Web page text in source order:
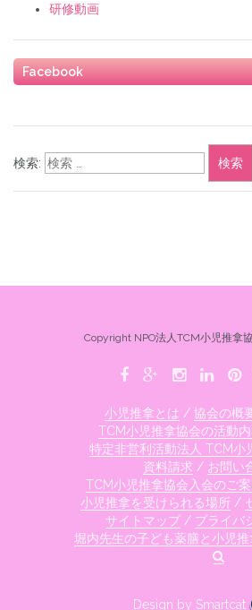
研修動画
Facebook
検索:
Copyright NPO法人TCM小児推拿
小児推拿とは 協会の概
TCM小児推拿協会の活動
特定非営利活動法人 TCM小
資料請求
お問い
TCM小児推拿協会入会のご
小児推拿を受けられる場所
サイトマップ
プライバ
堀内先生の子ども薬膳と小児推
Design by Smartcat